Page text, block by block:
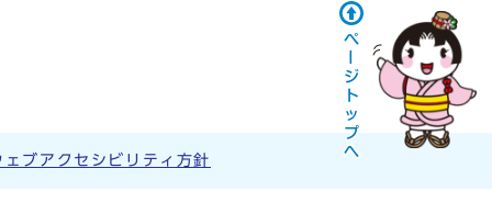
ェブアクセシビリティ方針